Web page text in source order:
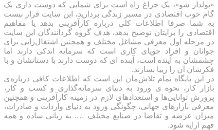
«پولدار شو»، یک چراغ راه است برای شمایی که دوست داری یک
گام خوب اقتصادی در مسیر زندگی بردارید، این سایت قرار نیست
به شما صرفا اطلاعات کلی درباره کارآفرینی بدهد یا مفاهیم
اقتصادی را برایتان توضیح بدهد، هدف گروه گردانندگان این سایت
در مرحله اول معرفی مشاغل مختلف و همچنین اشتغال‌زایی برای
جوانان و افراد جویای کاری است که سرمایه اندکی دارند اما
چشمشان به آینده است، آینده ای که دوست دارند با دستانشان و با
فکرشان آن را زیبا بسازند.
در این پایگاه تمام تلاش‌مان این است که ‌اطلاعات کافی درباره‌ی
بازار کار، نحوه ی ورود به دنیای سرمایه‌گذاری و کسب و کار،
پرورش توانایی‌ها و استعدادهای لازم در زمینه کارآفرینی و همچنین
معرفی بازارهای جهانی، چگونگی ورود به دنیای واردات و صادرات،
میزان عرضه و تقاضا در صنایع مختلف …. به زبانی ساده و همه
فهم ارایه شود.